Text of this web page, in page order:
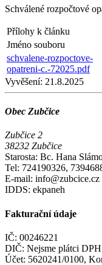
Schválené rozpočtové
Přílohy k článku
Jméno souboru
schvalene-rozpoctove-
opatreni-c.-72025.pdf
Vyvěšení: 21.8.2025
Obec Zubčice
Zubčice 2
38232 Zubčice
Starosta: Bc. Hana
Tel: 724190326,
E-mail: info@zubcice.cz
IDDS: ekpaneh
Fakturační údaje
IČ: 00246221
DIČ: Nejsme plátci DPH
Účet: 5620241/0100,